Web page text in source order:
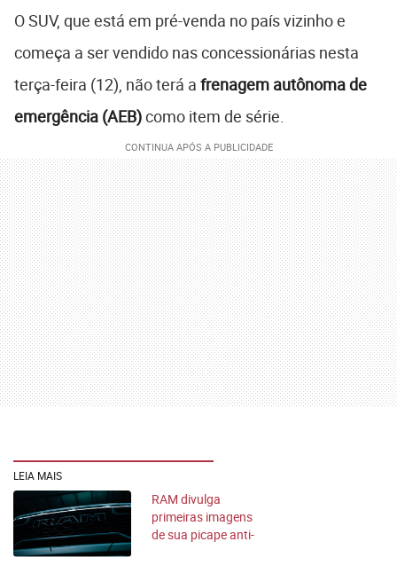
O SUV, que está em pré-venda no país vizinho e
começa a ser vendido nas concessionárias nesta
terça-feira (12), não terá a frenagem autônoma de
emergência (AEB)como item de série.
LEIA MAIS
RAM divulga
primeiras imagens
de sua picape anti-